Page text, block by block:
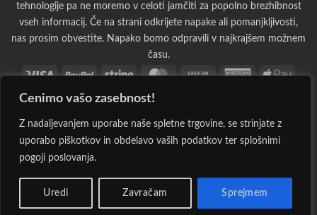
Cenimo vašo zasebnost!
Z nadaljevanjem uporabe naše spletne trgovine, se strinjate z
uporabo piškotkov in obdelavo vaših podatkov ter splošnimi
pogoji poslovanja.
Uredi Zavračam Sprejmem
tehnologije pa ne moremo v celoti jamčiti za popolno brezhibnost
vseh informacij. Če na strani odkrijete napake ali pomanjkljivosti,
nas prosim obvestite. Napako bomo odpravili v najkrajšem možnem
času.
Visa
PayPal Stripe MasterCardCash
AmericanApple
Bank
Cash
Pickup
Credit
Maestro MasterCard
2
PayPal
2
Visa
2
Visa
Electron
Western
Union
JCB Klarna RechungSepa
Eigraca.si 2026 ©
Spletna Trgovina, Na žago 32, 8351 Straža,